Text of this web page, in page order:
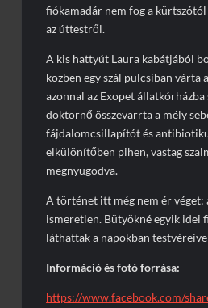
fiókamadár nem fog a
az úttestről.
A kis hattyút Laura kabátjából
közben egy szál pulcsiban várta
azonnal az Exopet
doktornő összevarrta a mély
fájdalomcsillapítót és
elkülönítőben pihen, vastag
megnyugodva.
A történet itt még nem ér véget:
ismeretlen. Bütyökné egyik idei
láthattak a napokban
Információ és fotó forrása:
https://www.facebook.com/